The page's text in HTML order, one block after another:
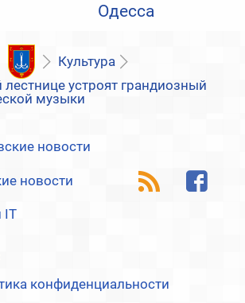
Одесса
Культура
устроят грандиозный
музыки
новости
новости
IT
конфиденциальности